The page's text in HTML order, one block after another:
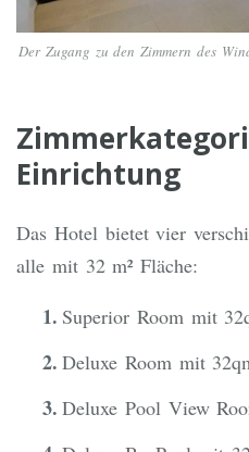
Der Zugang zu den Zimmern des
Einrichtung
Das Hotel bietet vier
alle mit 32 m² Fläche:
Superior Room mit
Deluxe Room mit
Deluxe Pool View